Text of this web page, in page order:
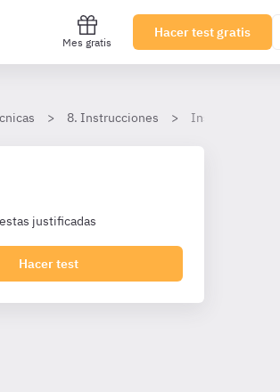
Mes gratis
Hacer test gratis
8. Instrucciones Instrucciones -
justificadas
Hacer test